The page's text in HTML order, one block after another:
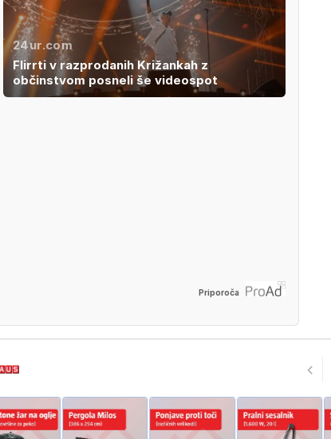
24ur.com
Flirrti v razprodanih Križankah z
občinstvom posneli še videospot
Priporoča